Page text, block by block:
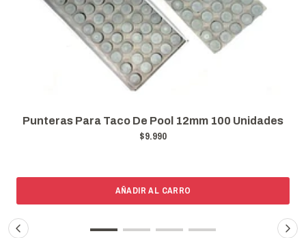
Punteras Para Taco De Pool 12mm 100 Unidades
$9.990
AÑADIR AL CARRO